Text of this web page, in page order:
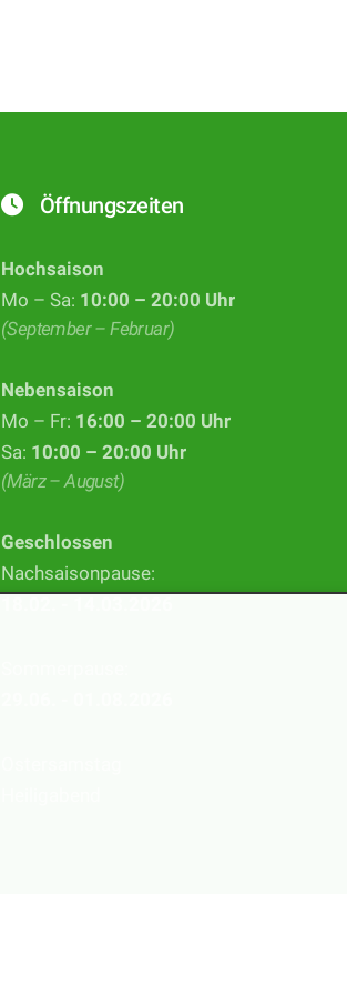
Öffnungszeiten
Hochsaison
Mo – Sa: 10:00 – 20:00 Uhr
(September – Februar)
Nebensaison
Mo – Fr: 16:00 – 20:00 Uhr
Sa: 10:00 – 20:00 Uhr
(März – August)
Geschlossen
Nachsaisonpause: